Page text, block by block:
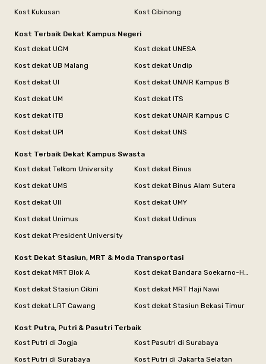
Kost Kukusan
Kost Cibinong
Kost Terbaik Dekat Kampus Negeri
Kost dekat UGM
Kost dekat UNESA
Kost dekat UB Malang
Kost dekat Undip
Kost dekat UI
Kost dekat UNAIR Kampus B
Kost dekat UM
Kost dekat ITS
Kost dekat ITB
Kost dekat UNAIR Kampus C
Kost dekat UPI
Kost dekat UNS
Kost Terbaik Dekat Kampus Swasta
Kost dekat Telkom University
Kost dekat Binus
Kost dekat UMS
Kost dekat Binus Alam Sutera
Kost dekat UII
Kost dekat UMY
Kost dekat Unimus
Kost dekat Udinus
Kost dekat President University
Kost Dekat Stasiun, MRT & Moda Transportasi
Kost dekat MRT Blok A
Kost dekat Stasiun Cikini
Kost dekat MRT Haji Nawi
Kost dekat LRT Cawang
Kost dekat Stasiun Bekasi Timur
Kost Putra, Putri & Pasutri Terbaik
Kost Putri di Jogja
Kost Pasutri di Surabaya
Kost Putri di Surabaya
Kost Putri di Jakarta Selatan